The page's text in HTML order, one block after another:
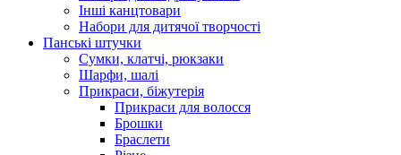
Інші канцтовари
Набори для дитячої творчості
Панські штучки
Сумки, клатчі, рюкзаки
Шарфи, шалі
Прикраси, біжутерія
Прикраси для волосся
Брошки
Браслети